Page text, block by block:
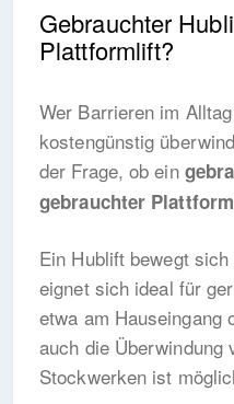
Gebrauchter
Plattformlift?
Wer Barrieren im
kostengünstig
der Frage, ob ein
gebrauchter
Ein Hublift bewegt
eignet sich ideal für
etwa am Hauseingang
auch die Überwindung
Stockwerken ist